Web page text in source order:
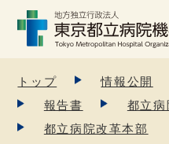
トップ 情報公開
報告書
都立病
都立病院改革本部